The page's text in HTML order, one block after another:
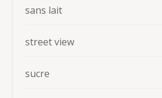
sans lait
street view
sucre